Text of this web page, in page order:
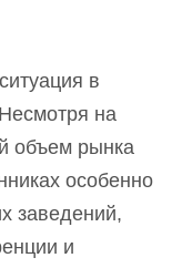
в
на
объем рынка
особенно
заведений,
и